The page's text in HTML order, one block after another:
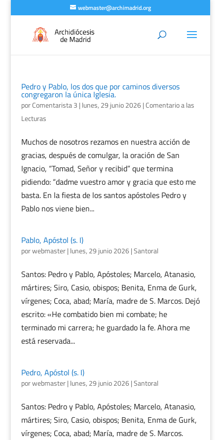
webmaster@archimadrid.org
Pedro y Pablo, los dos que por caminos diversos
congregaron la única Iglesia.
porComentarista 3 | lunes, 29 junio 2026|Comentario a las
Lecturas
Muchos de nosotros rezamos en nuestra acción de
gracias, después de comulgar, la oración de San
Ignacio, “Tomad, Señor y recibid” que termina
pidiendo: “dadme vuestro amor y gracia que esto me
basta. En la fiesta de los santos apóstoles Pedro y
Pablo nos viene bien...
Pablo, Apóstol (s. I)
porwebmaster| lunes, 29 junio 2026|Santoral
Santos: Pedro y Pablo, Apóstoles; Marcelo, Atanasio,
mártires; Siro, Casio, obispos; Benita, Enma de Gurk,
vírgenes; Coca, abad; María, madre de S. Marcos. Dejó
escrito: «He combatido bien mi combate; he
terminado mi carrera; he guardado la fe. Ahora me
está reservada...
Pedro, Apóstol (s. I)
porwebmaster| lunes, 29 junio 2026|Santoral
Santos: Pedro y Pablo, Apóstoles; Marcelo, Atanasio,
mártires; Siro, Casio, obispos; Benita, Enma de Gurk,
vírgenes; Coca, abad; María, madre de S. Marcos.